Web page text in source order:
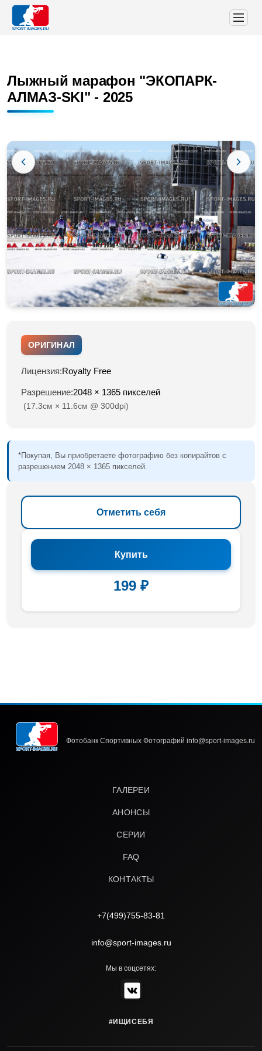
Лыжный марафон "ЭКОПАРК-
АЛМАЗ-SKI" - 2025
ОРИГИНАЛ
Лицензия:Royalty Free
Разрешение:2048 × 1365 пикселей
(17.3см × 11.6см @ 300dpi)
*Покупая, Вы приобретаете фотографию без копирайтов с
разрешением 2048 × 1365 пикселей.
Отметить себя
Купить
199 ₽
Фотобанк Спортивных Фотографий info@sport-images.ru
ГАЛЕРЕИ
АНОНСЫ
СЕРИИ
FAQ
КОНТАКТЫ
+7(499)755-83-81
info@sport-images.ru
Мы в соцсетях:
#ИЩИСЕБЯ